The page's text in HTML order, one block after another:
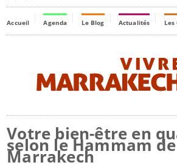
Accueil Agenda Le Blog Actualités
Votre bien-être en
selon le Hammam
Marrakech